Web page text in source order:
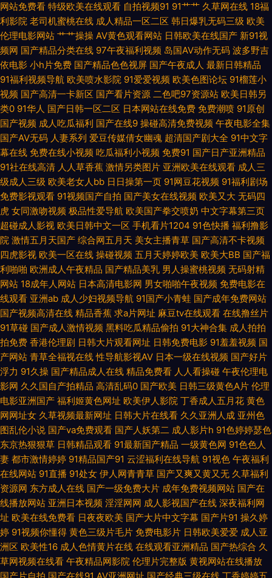
草社区伊人 91成人观看 www久久青草 久久96 亚洲成人日韩欧美 www欧美
日韩成人黄 伊人色大香蕉 福利Av在线播放 欧美性猛交久久 91国产夫妻第二
页 豆花观频在线观看 欧美人妻丰满 91大神社区在线播放 国产另类视频 影音
先锋av男人网 91在线婷婷超碰 欧美日韩国产a视频 91超碰九色 国产91福利
欧美亚州另类 91白虎在线观看 东方Va黑人 青青草久久大香蕉 韩国拉拉hd
日韩中文字幕在线 91好片页面多成人 东方成人影库 人人人撸 91P0狼人社
成人亚洲日韩欧美 欧美性交观 在线午夜浮力影院 超踫精品免费 免费性爱 影
音先锋人妻在线A片 av四虎 另类av导航 在线观看91不用下载 肏屄去干网 欧
美专区第38页 91AV播报 草草逼网 欧美日韩在线一区不卡 91国产福利视频
导航 成人免费 欧美视频在线观看免费 91av直播 东京热猫色网 日韩韩日免费
视频 91免费视频资源 黄页仓库 伪娘色情 91康先生在线播放 久久精品欧美
在线播放的AV网站 97精品在线 熟女偷拍视频 91熟女视频口 激情深爱婷婷网
新在线vt天堂 A片共享资源吧 男人AV看片资源站 综合色站导航 国产福利AV
导航 先锋影音AV无码资源 AVcom久爱 欧美男女性生活 91cn福利 a片人与兽
视频 老司机福利区 亚洲最强看黄网站 91在线视频免费 毛片网站国产一二三
区 91色库 九一制作天麻传媒免 91国产黑丝在线 国产精品区域一 桃花91 91
网站永久免费看视频 久久精品麻豆 欧美骚片 91福利无码专区中 国产精品久
久日韩 先锋影音亚洲无码AV 肏屄肏肏 欧美性爱原创第一页 91乏力操妹子 丰
满人妻一区二区三区 日韩风狂性爱 91伊人久热 蜜臀嫩屄 91性感在线 国产成
网站免费看 特级欧美在线观看 自拍视频91 91艹艹 久草网在线 18福
利影院 老司机蜜桃在线 成人精品一区二区 韩日爆乳无码三级 欧美
伦理电影网站 艹艹操操 AV黄色观看网站 日韩欧美在线国产 新91视
频网 国产精品分类在线 97午夜福利视频 岛国AV动作无码 波多野吉
依电影 小h片免费 国产精品色色视屏 国产午夜成人 最新日韩精品
91福利视频导航 欧美喷水影院 91爱爱视频 欧美色图论坛 91榴莲小
视频 国产高清一卡新区 国产看片资源 二色吧97资源站 欧美日韩另
类0 91华人 国产日韩一区二区 日本网站在线免费 免费潮喷 91原创
国产视频 成人吃瓜福利 国产在线9 操碰高清免费视频 午夜电影全集
国产AV无码 人妻系列 爱豆传媒倩女幽魂 超清国产剧大全 91中文字
幕在线 免费在线小视频 吃瓜福利小视频 免费91 国产日产亚洲精品
91社在线高清 人人草香蕉 激情另类图片 亚洲欧美在线观看 成人三
级成人三级 欧美老女人bb 日日操第一页 91网豆花视频 91福利剧场
免费影视观看 91视频国产自拍 国产美女在线视频 欧美又大 无码四
虎 女同激吻视频 极品性爱导航 欧美国产拳交喷奶 中文字幕第三页
超碰成人影视 欧美日韩中文一区 手机看片1204 91色快播 福利撸影
院 激情五月天国产 综合网五月天 美女主播青草 国产高清不卡视频
四虎影视 欧美一区在线 操碰视频 五月天婷婷欧美 欧美大BB 国产福
利啪啪 欧洲成人午夜精品 国产精品美乳 男人操蜜桃视频 无码射精
网站 18成年人网站 日本高清电影网 男女啪啪午夜视频 免费电影在
线观看 亚洲ab 成人少妇视频导航 91国产小青蛙 国产成年免费网站
国产视频高清在线 精品香蕉 求a片网址 麻豆tv在线观看 在线撸丝片
91草碰 国产成人激情视频 黑料吃瓜精品偷拍 91大神合集 成人拍拍
拍免费 香港伦理剧 日韩大片观看网址 日韩免费电影 91羞羞视频 国
产网站 青草全福视在线 性导航影视AV 日本一级在线视频 国产好片
浮力 91久操 国产精品成人在线 精品免费看 人人看操碰 午夜伦理电
影网 久久国自产拍精品 高清乱码0 国产欧美 日韩三级黄色A片 伦理
电影亚洲国产 福利姬黄色网址 欧美伊人影院 丁香成人五月花 黄色
网网址女 久草视频最新网址 日韩大片在线看 久久亚洲人成 亚州色
图乱伦小说 国产va免费观看 国产人妖第二 成人影片h 91色婷婷瑟色
东京热狠狠草 日韩精品观看 91最新国产精品 一级黄色网 91色色人
妻 都市激情婷婷 91精品国产91 云涩福利在线导航 91视色 午夜福利
在线网站 91直播 91处女 伊人网青青草 国产又爽又黄又无 久草福利
资源网 东方成人在线 国产一级免费大片 成年免费视频网站 国产在
线播放网站 亚洲日本视频 淫淫网网 成人影视国产在线 深夜福利网
址 欧美在线免费看 日夜夜欧美 国产大片中文字幕 国产片91 操久婷
婷 91视频你懂得 黄色三级片毛片 免费电影片 日韩欧美爱爱 成人亚
洲区 欧美性16 成人色情黄片在线 在线观看亚洲精品 国产热综合 久
草网视频在线看 午夜精品网影院 伦理片完整版 黄视网站在线播放